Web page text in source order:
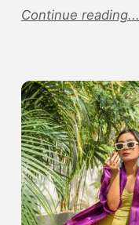
Continue reading...